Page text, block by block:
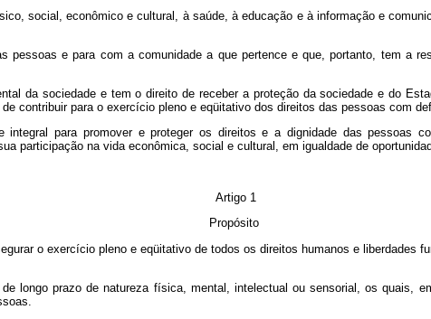
social, econômico e cultural, à saúde, à educação e à informação e
pessoas e para com a comunidade a que pertence e que, portanto, tem a
da sociedade e tem o direito de receber a proteção da sociedade e do
contribuir para o exercício pleno e eqüitativo dos direitos das pessoas com
integral para promover e proteger os direitos e a dignidade das pessoas
participação na vida econômica, social e cultural, em igualdade de
Artigo 1
Propósito
o exercício pleno e eqüitativo de todos os direitos humanos e liberdades
longo prazo de natureza física, mental, intelectual ou sensorial, os quais,